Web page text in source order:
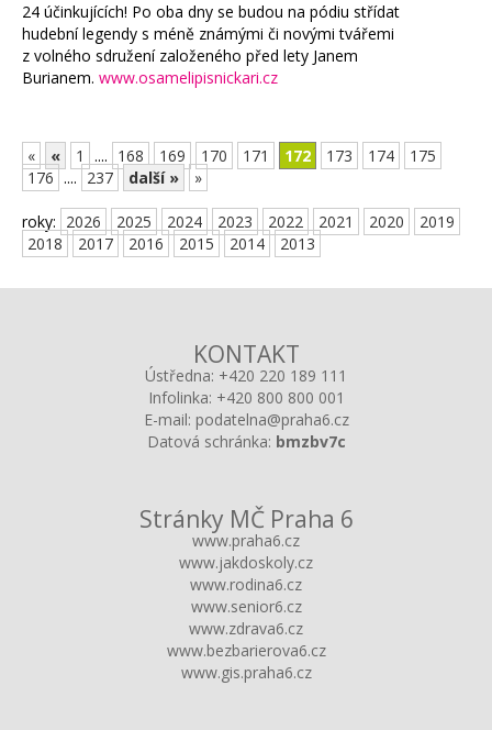
24 účinkujících! Po oba dny se budou na pódiu střídat
hudební legendy s méně známými či novými tvářemi
z volného sdružení založeného před lety Janem
Burianem. www.osamelipisnickari.cz
« « 1 .... 168 169 170 171 172 173 174
175
176 .... 237 další » »
roky: 2026 2025 2024 2023 2022 2021 2020
2019
2018
2017 2016 2015 2014 2013
KONTAKT
Ústředna: +420 220 189 111
Infolinka: +420 800 800 001
E-mail: podatelna@praha6.cz
Datová schránka: bmzbv7c
Stránky MČ Praha 6
www.praha6.cz
www.jakdoskoly.cz
www.rodina6.cz
www.senior6.cz
www.zdrava6.cz
www.bezbarierova6.cz
www.gis.praha6.cz